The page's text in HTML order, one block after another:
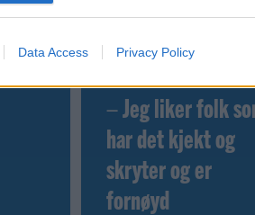
Data Access Privacy Policy
– Jeg liker folk
har det kjekt og
skryter og er
fornøyd